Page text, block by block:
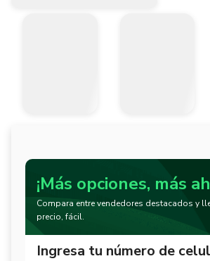
¡Más opciones, más
Compara entre vendedores destacados y
precio, fácil.
Ingresa tu número de